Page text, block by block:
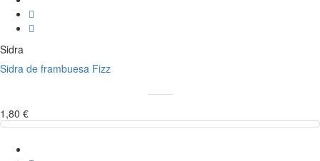
Sidra
Sidra de frambuesa Fizz
1,80 €